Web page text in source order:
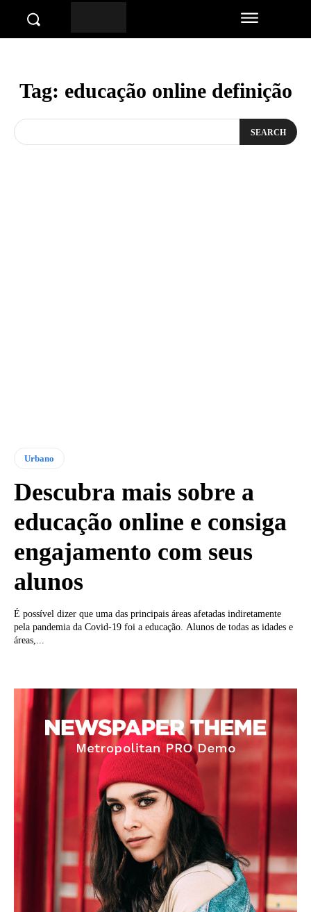
Tag: educação online definição
SEARCH
Urbano
Descubra mais sobre a
educação online e consiga
engajamento com seus
alunos
É possível dizer que uma das principais áreas afetadas indiretamente
pela pandemia da Covid-19 foi a educação. Alunos de todas as idades e
áreas,...